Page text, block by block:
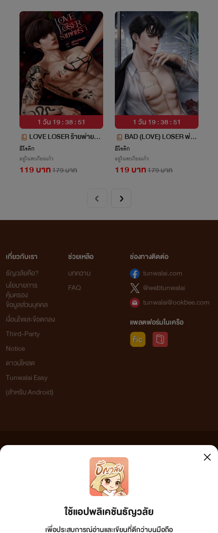
1 วัน 19 : 38 : 50
LOVE LOSER ร้ายพ่ายรัก
SM25+
อีโรติก
อยู่ในตะเกียงแก้ว
119 บาท179 บาท
1 วัน 19 : 38 : 50
BAD (LOVE) LOSER พ่าย
รักร้าย SM25+
อีโรติก
อยู่ในตะเกียงแก้ว
119 บาท179 บาท
ใช้แอปพลิเคชันธัญวลัย
เพื่อประสบการณ์อ่านและเขียนที่ดีกว่าบนมือถือ
เกี่ยวกับเรา
ธัญวลัยคือ?
นโยบายการ
คุ้มครอง
ข้อมูลส่วนบุคคล
เงื่อนไขและข้อตกลง
Third-Party
Notice
ดาวน์โหลด
Tunwalai Easy
(สำหรับ Android)
ช่วยเหลือ
บทความ
FAQ
ช่องทางติดต่อ
tunwalai.com
@webtunwalai
tunwalai@ookbee.com
แพลตฟอร์มในเครือ
เว็บไซต์แห่งนี้ไม่ได้เห็นด้วยและไม่ขอรับผิดชอบต่อข้อความใดๆ ทั้งสิ้น ดังนั้นผู้อ่านทุกท่านโปรดใช้
วิจารณญาณในการกลั่นกรองด้วยตนเอง และหากท่านพบข้อความใดๆ ที่ขัดต่อกฎหมายและศีลธรรม
กรุณาแจ้งมาที่ tunwalai@ookbee.com เพื่อทีมงานจะได้ดำเนินการในทันที ทั้งนี้ ทางเว็บไซต์ขอสงวน
ลิขสิทธิ์ตามพระราชบัญญัติลิขสิทธิ์ (ฉบับเพิ่มเติม) พ.ศ.2558